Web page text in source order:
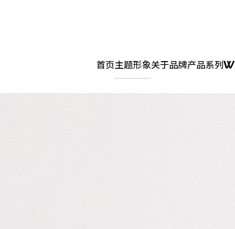
首页主题形象关于品牌产品系列